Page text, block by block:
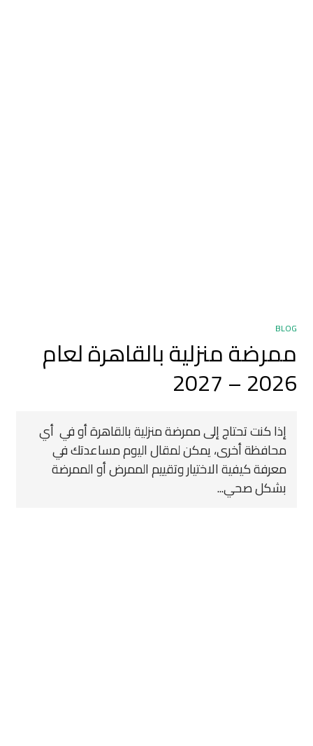
BLOG
ممرضة منزلية بالقاهرة لعام
2026 – 2027
إذا كنت تحتاج إلى ممرضة منزلية بالقاهرة أو في أي
محافظة أخرى، يمكن لمقال اليوم مساعدتك في
معرفة كيفية الاختيار وتقييم الممرض أو الممرضة
بشكل صحي...